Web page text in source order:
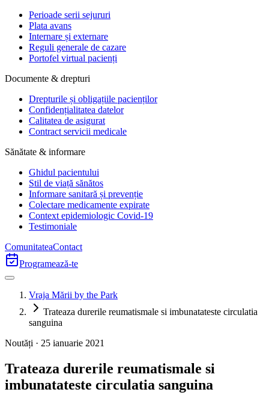
Perioade serii sejururi
Plata avans
Internare și externare
Reguli generale de cazare
Portofel virtual pacienți
Documente & drepturi
Drepturile și obligațiile pacienților
Confidențialitatea datelor
Calitatea de asigurat
Contract servicii medicale
Sănătate & informare
Ghidul pacientului
Stil de viață sănătos
Informare sanitară și prevenție
Colectare medicamente expirate
Context epidemiologic Covid-19
Testimoniale
ComunitateaContact
Programează-te
Vraja Mării by the Park
Trateaza durerile reumatismale si imbunatateste circulatia
sanguina
Noutăți · 25 ianuarie 2021
Trateaza durerile reumatismale si
imbunatateste circulatia sanguina